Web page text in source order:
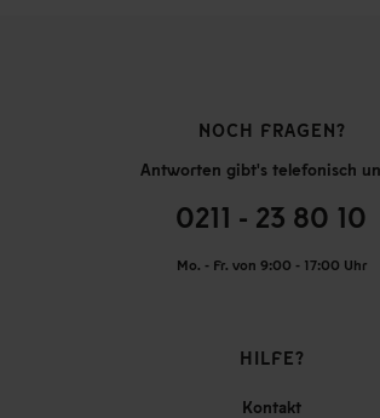
NOCH FRAGEN?
Antworten gibt's telefonisch
0211 - 23 80 10
Mo. - Fr. von 9:00 - 17:00 Uhr
HILFE?
Kontakt